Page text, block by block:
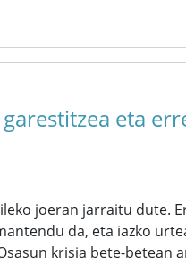
eta
joeran jarraitu dute.
da, eta iazko
krisia bete-betean